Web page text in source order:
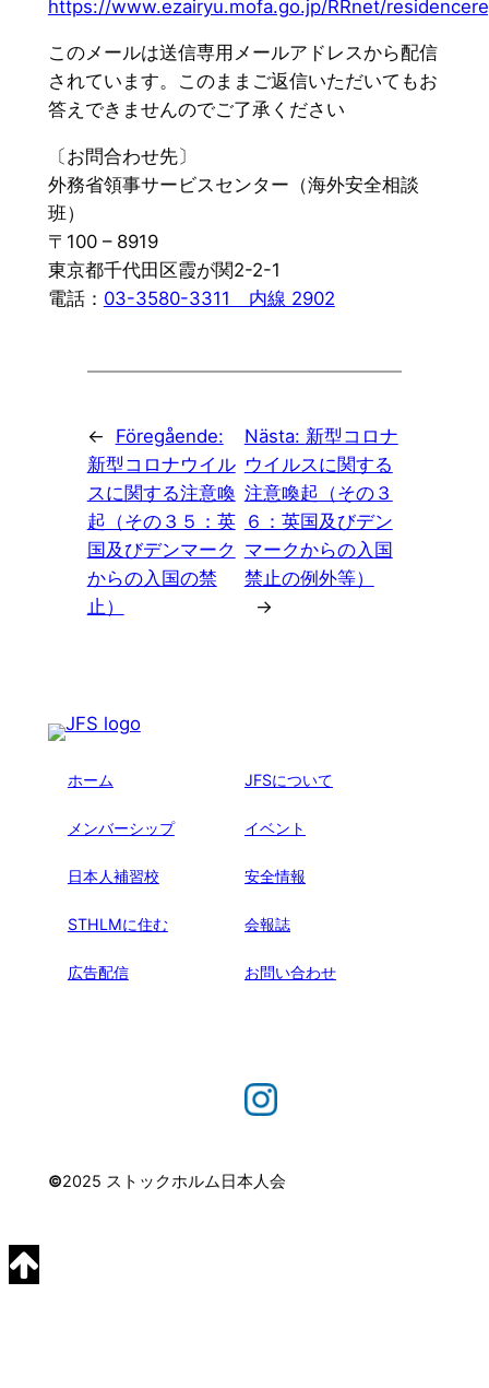
https://www.ezairyu.mofa.go.jp/RRnet/
このメールは送信専用メールアドレスから配信
されています。このままご返信いただいてもお
答えできませんのでご了承ください
〔お問合わせ先〕
外務省領事サービスセンター（海外安全相談
班）
〒100 – 8919
東京都千代田区霞が関2-2-1
電話： 03-3580-3311 内線 2902
←
Föregående:
新型コロナウイル
スに関する注意喚
起（その３５：英
国及びデンマーク
からの入国の禁
止）
Nästa: 新型コロナ
ウイルスに関する
注意喚起（その３
６：英国及びデン
マークからの入国
禁止の例外等）
→
ホーム
メンバーシップ
日本人補習校
STHLMに住む
広告配信
JFSについて
イベント
安全情報
会報誌
お問い合わせ
©2025 ストックホルム日本人会